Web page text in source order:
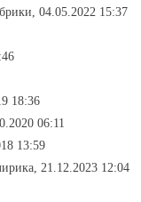
04.05.2022 15:37
18:36
06:11
13:59
21.12.2023 12:04